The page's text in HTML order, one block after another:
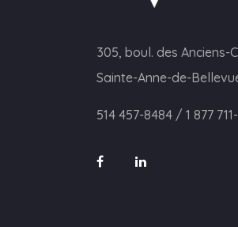
305, boul. des Anciens-
Sainte-Anne-de-
514 457-8484 / 1 877